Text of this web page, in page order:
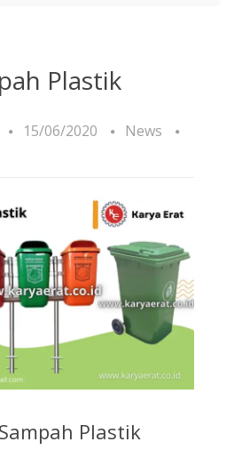
Plastik
15/06/2020
News
Plastik